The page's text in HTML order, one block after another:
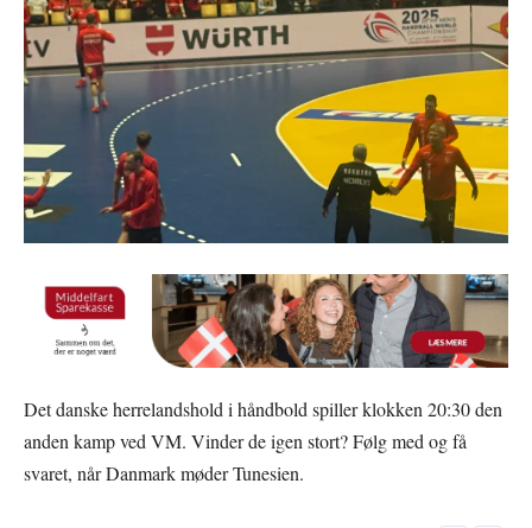
Det danske herrelandshold i håndbold spiller klokken 20:30 den
anden kamp ved VM. Vinder de igen stort? Følg med og få
svaret, når Danmark møder Tunesien.